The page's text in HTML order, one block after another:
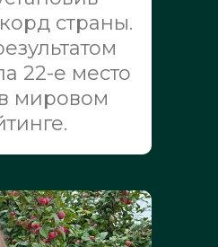
страны.
22-е место
мировом